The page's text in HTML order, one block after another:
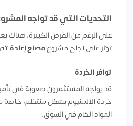
التحديات التي قد تواجه
على الرغم من الفرص الكبيرة، هناك
تؤثر على نجاح مشروعمصنع إعادة
توافر الخردة
قد يواجه المستثمرون صعوبة في
خردة الألمنيوم بشكل منتظم، خاصة
المواد الخام في السوق.